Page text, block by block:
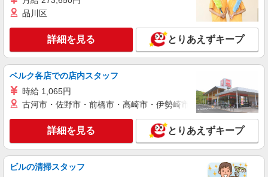
茨城県土浦市 （他にも茨城県内に多数あり）
※勤務地はご希望を考慮の上、ご自宅を中心に通
勤時間120分圏内のエリアとなります。（転勤な
し）
キープ 詳細を見る
アルバイト パート
株式会社GFF 北関東工場
食品加工工場内での品質管理スタッフ
時給1200円〜
茨城県土浦市板谷7-627-17
キープ 詳細を見る
品川区
詳細を見る とりあえずキープ
ベルク各店での店内スタッフ
時給 1,065円
古河市・佐野市・前橋市・高崎市・伊勢崎市・太田市・館林市
詳細を見る とりあえずキープ
ビルの清掃スタッフ